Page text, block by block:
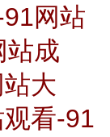
网站
站成
大
看-91